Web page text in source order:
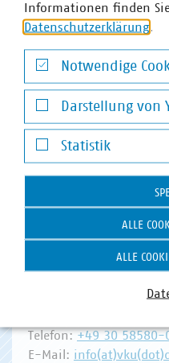
ENERGIEWIRTSCHAFT
WASSER/
Hausanschrift und
VKU-
Telefon: +49 30 58580-
E-Mail:
Informationen finden
Datenschutzerklärung.
Notwendige
Notwendige Cookies
Darstellung von
Darstellung von
Statistik
Statistik
ALLE
ALLE